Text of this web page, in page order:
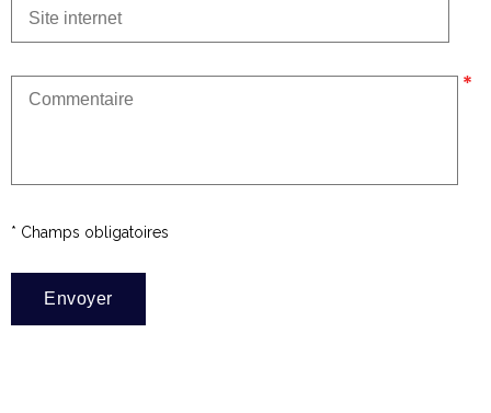
* Champs obligatoires